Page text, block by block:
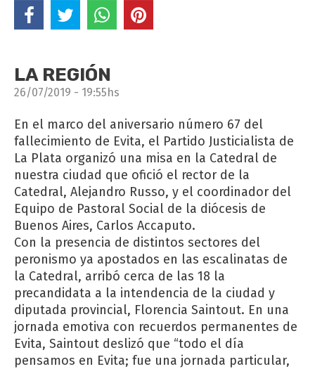
LA REGIÓN
26/07/2019 - 19:55hs
En el marco del aniversario número 67 del
fallecimiento de Evita, el Partido Justicialista de
La Plata organizó una misa en la Catedral de
nuestra ciudad que ofició el rector de la
Catedral, Alejandro Russo, y el coordinador del
Equipo de Pastoral Social de la diócesis de
Buenos Aires, Carlos Accaputo.
Con la presencia de distintos sectores del
peronismo ya apostados en las escalinatas de
la Catedral, arribó cerca de las 18 la
precandidata a la intendencia de la ciudad y
diputada provincial, Florencia Saintout. En una
jornada emotiva con recuerdos permanentes de
Evita, Saintout deslizó que “todo el día
pensamos en Evita; fue una jornada particular,